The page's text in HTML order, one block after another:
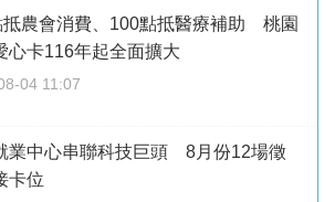
抵農會消費、100點抵醫療補助 桃園
心卡116年起全面擴大
04 11:07
業中心串聯科技巨頭 8月份12場徵
卡位